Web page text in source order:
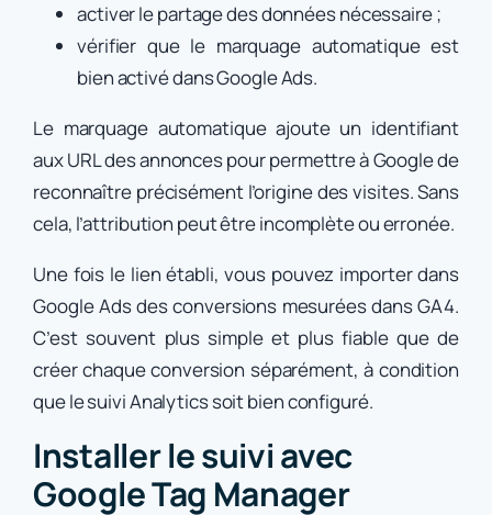
activer le partage des données nécessaire ;
vérifier que le marquage automatique est
bien activé dans Google Ads.
Le marquage automatique ajoute un identifiant
aux URL des annonces pour permettre à Google de
reconnaître précisément l’origine des visites. Sans
cela, l’attribution peut être incomplète ou erronée.
Une fois le lien établi, vous pouvez importer dans
Google Ads des conversions mesurées dans GA4.
C’est souvent plus simple et plus fiable que de
créer chaque conversion séparément, à condition
que le suivi Analytics soit bien configuré.
Installer le suivi avec
Google Tag Manager